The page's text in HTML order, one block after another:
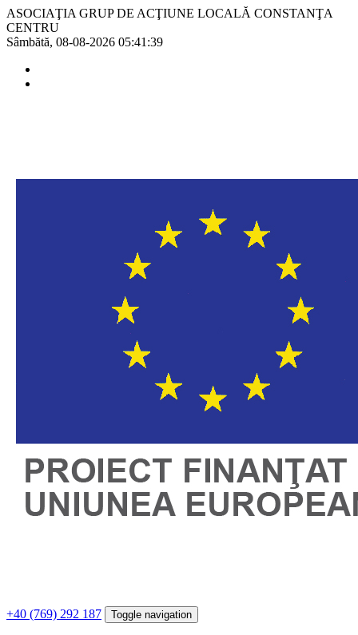
ASOCIAŢIA GRUP DE ACŢIUNE LOCALĂ CONSTANŢA
CENTRU
Sâmbătă, 08-08-2026 05:41:39
+40 (769) 292 187 Toggle navigation